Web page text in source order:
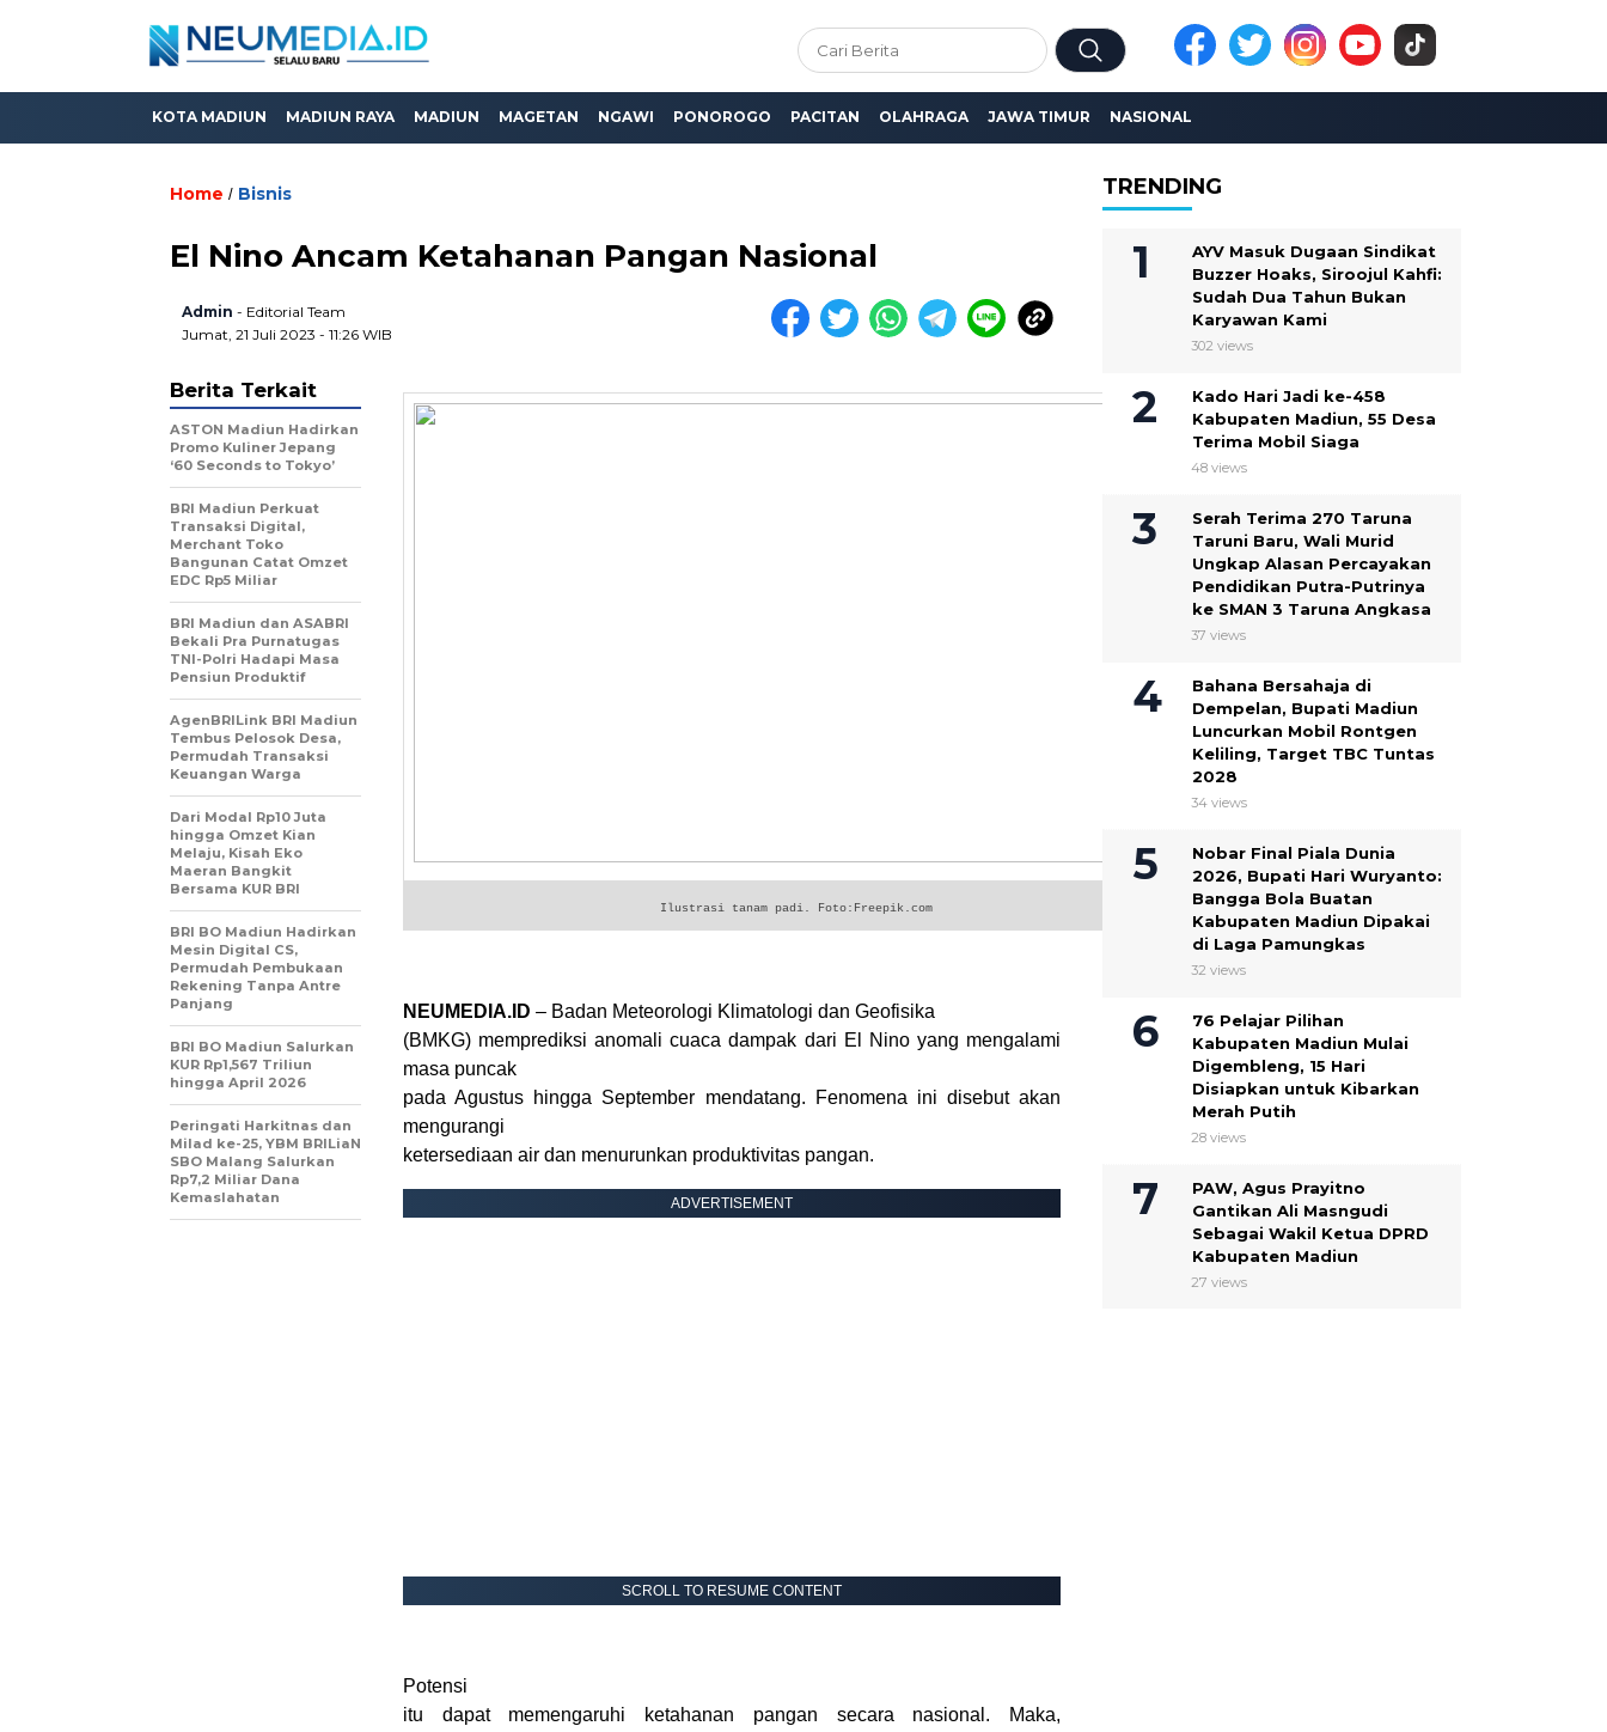
KOTA MADIUN MADIUN RAYA MADIUN MAGETAN NGAWI PONOROGO PACITAN OLAHRAGA JAWA TIMUR NASIONAL
Home / Bisnis
El Nino Ancam Ketahanan Pangan Nasional
Admin - Editorial Team
Jumat, 21 Juli 2023 - 11:26 WIB
Ilustrasi tanam padi. Foto:Freepik.com
NEUMEDIA.ID – Badan Meteorologi Klimatologi dan Geofisika
(BMKG) memprediksi anomali cuaca dampak dari El Nino yang mengalami
masa puncak
pada Agustus hingga September mendatang. Fenomena ini disebut akan
mengurangi
ketersediaan air dan menurunkan produktivitas pangan.
ADVERTISEMENT
SCROLL TO RESUME CONTENT
Potensi
itu dapat memengaruhi ketahanan pangan secara nasional. Maka,
Berita Terkait
ASTON Madiun Hadirkan
Promo Kuliner Jepang
‘60 Seconds to Tokyo’
BRI Madiun Perkuat
Transaksi Digital,
Merchant Toko
Bangunan Catat Omzet
EDC Rp5 Miliar
BRI Madiun dan ASABRI
Bekali Pra Purnatugas
TNI-Polri Hadapi Masa
Pensiun Produktif
AgenBRILink BRI Madiun
Tembus Pelosok Desa,
Permudah Transaksi
Keuangan Warga
Dari Modal Rp10 Juta
hingga Omzet Kian
Melaju, Kisah Eko
Maeran Bangkit
Bersama KUR BRI
BRI BO Madiun Hadirkan
Mesin Digital CS,
Permudah Pembukaan
Rekening Tanpa Antre
Panjang
BRI BO Madiun Salurkan
KUR Rp1,567 Triliun
hingga April 2026
Peringati Harkitnas dan
Milad ke-25, YBM BRILiaN
SBO Malang Salurkan
Rp7,2 Miliar Dana
Kemaslahatan
TRENDING
AYV Masuk Dugaan Sindikat
Buzzer Hoaks, Siroojul Kahfi:
Sudah Dua Tahun Bukan
Karyawan Kami
302 views
Kado Hari Jadi ke-458
Kabupaten Madiun, 55 Desa
Terima Mobil Siaga
48 views
Serah Terima 270 Taruna
Taruni Baru, Wali Murid
Ungkap Alasan Percayakan
Pendidikan Putra-Putrinya
ke SMAN 3 Taruna Angkasa
37 views
Bahana Bersahaja di
Dempelan, Bupati Madiun
Luncurkan Mobil Rontgen
Keliling, Target TBC Tuntas
2028
34 views
Nobar Final Piala Dunia
2026, Bupati Hari Wuryanto:
Bangga Bola Buatan
Kabupaten Madiun Dipakai
di Laga Pamungkas
32 views
76 Pelajar Pilihan
Kabupaten Madiun Mulai
Digembleng, 15 Hari
Disiapkan untuk Kibarkan
Merah Putih
28 views
PAW, Agus Prayitno
Gantikan Ali Masngudi
Sebagai Wakil Ketua DPRD
Kabupaten Madiun
27 views